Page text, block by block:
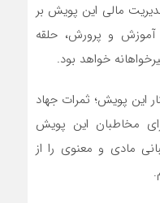
مالی این پویش بر
آموزش و پرورش، حلقه
خواهد بود.
این پویش؛ ثمرات جهاد
مخاطبان این پویش
مادی و معنوی را از